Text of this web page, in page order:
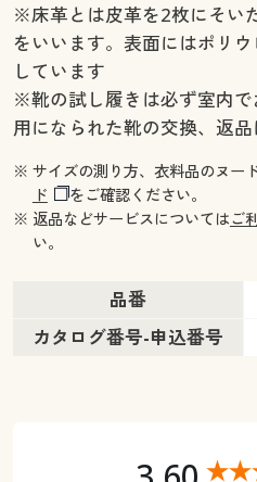
※床革とは皮革を2枚にそい
をいいます。表面にはポリ
しています
※靴の試し履きは必ず室内
用になられた靴の交換、返品
※ サイズの測り方、衣料品のヌー
ド
をご確認ください。
※ 返品などサービスについてはご
い。
品番
カタログ番号-申込番号